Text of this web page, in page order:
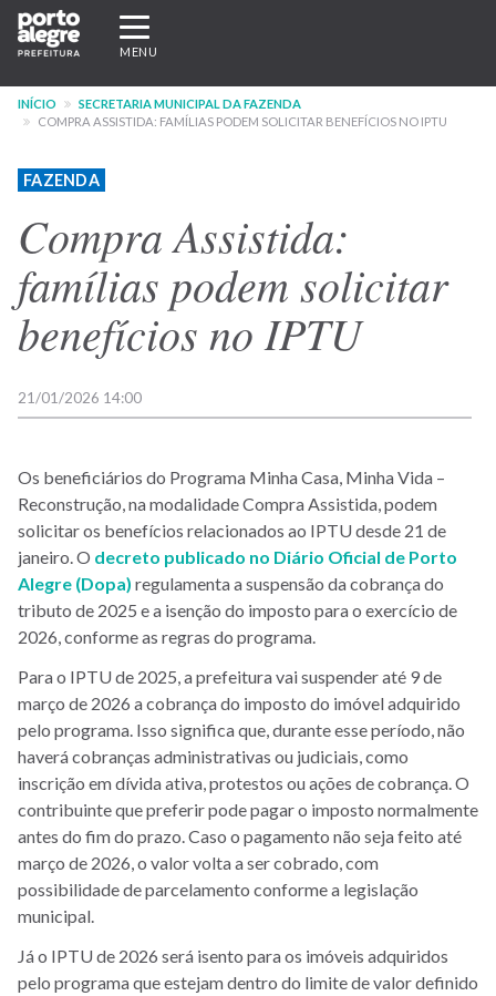
Pular
para
conteúdo
principal
Expandir/recolher
navegação
MENU
INÍCIO
SECRETARIA MUNICIPAL DA FAZENDA
COMPRA ASSISTIDA: FAMÍLIAS PODEM SOLICITAR BENEFÍCIOS NO IPTU
FAZENDA
Compra Assistida:
famílias podem solicitar
benefícios no IPTU
21/01/2026 14:00
Os beneficiários do Programa Minha Casa, Minha Vida –
Reconstrução, na modalidade Compra Assistida, podem
solicitar os benefícios relacionados ao IPTU desde 21 de
janeiro. O decreto publicado no Diário Oficial de Porto
Alegre (Dopa) regulamenta a suspensão da cobrança do
tributo de 2025 e a isenção do imposto para o exercício de
2026, conforme as regras do programa.
Para o IPTU de 2025, a prefeitura vai suspender até 9 de
março de 2026 a cobrança do imposto do imóvel adquirido
pelo programa. Isso significa que, durante esse período, não
haverá cobranças administrativas ou judiciais, como
inscrição em dívida ativa, protestos ou ações de cobrança. O
contribuinte que preferir pode pagar o imposto normalmente
antes do fim do prazo. Caso o pagamento não seja feito até
março de 2026, o valor volta a ser cobrado, com
possibilidade de parcelamento conforme a legislação
municipal.
Já o IPTU de 2026 será isento para os imóveis adquiridos
pelo programa que estejam dentro do limite de valor definido